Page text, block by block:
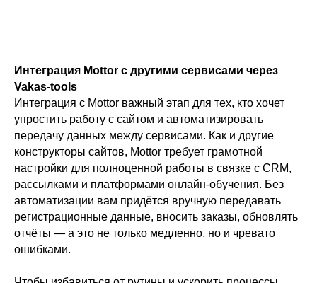
Интеграция Mottor с другими сервисами через
Vakas-tools
Интеграция с Mottor важный этап для тех, кто хочет
упростить работу с сайтом и автоматизировать
передачу данных между сервисами. Как и другие
конструкторы сайтов, Mottor требует грамотной
настройки для полноценной работы в связке с CRM,
рассылками и платформами онлайн-обучения. Без
автоматизации вам придётся вручную передавать
регистрационные данные, вносить заказы, обновлять
отчёты — а это не только медленно, но и чревато
ошибками.